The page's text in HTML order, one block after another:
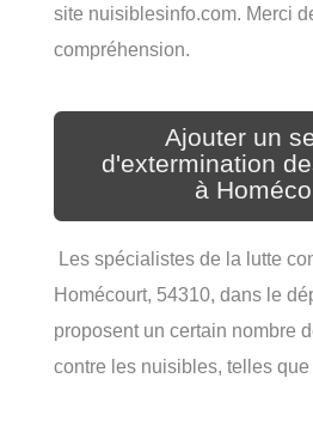
site nuisiblesinfo.com. Merci
compréhension.
Ajouter un
d'extermination
à
Les spécialistes de la lutte
Homécourt, 54310, dans le
proposent un certain nombre
contre les nuisibles, telles que